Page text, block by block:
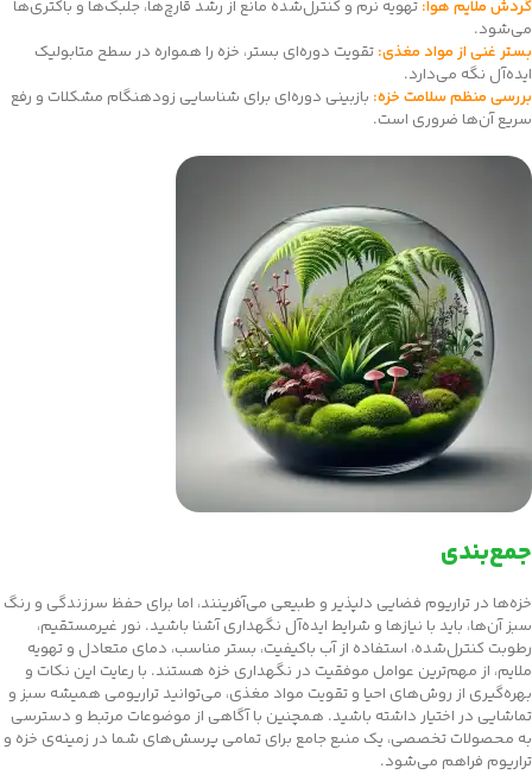
گردش ملایم هوا: تهویه نرم و کنترل‌شده مانع از رشد قارچ‌ها، جلبک‌ها و باکتری‌ها
می‌شود.
بستر غنی از مواد مغذی: تقویت دوره‌ای بستر، خزه را همواره در سطح متابولیک
ایده‌آل نگه می‌دارد.
بررسی منظم سلامت خزه: بازبینی دوره‌ای برای شناسایی زودهنگام مشکلات و رفع
سریع آن‌ها ضروری است.
جمع‌بندی
خزه‌ها در تراریوم فضایی دلپذیر و طبیعی می‌آفرینند، اما برای حفظ سرزندگی و رنگ
سبز آن‌ها، باید با نیازها و شرایط ایده‌آل نگهداری آشنا باشید. نور غیرمستقیم،
رطوبت کنترل‌شده، استفاده از آب باکیفیت، بستر مناسب، دمای متعادل و تهویه
ملایم، از مهم‌ترین عوامل موفقیت در نگهداری خزه هستند. با رعایت این نکات و
بهره‌گیری از روش‌های احیا و تقویت مواد مغذی، می‌توانید تراریومی همیشه سبز و
تماشایی در اختیار داشته باشید. همچنین با آگاهی از موضوعات مرتبط و دسترسی
به محصولات تخصصی، یک منبع جامع برای تمامی پرسش‌های شما در زمینه‌ی خزه و
تراریوم فراهم می‌شود.